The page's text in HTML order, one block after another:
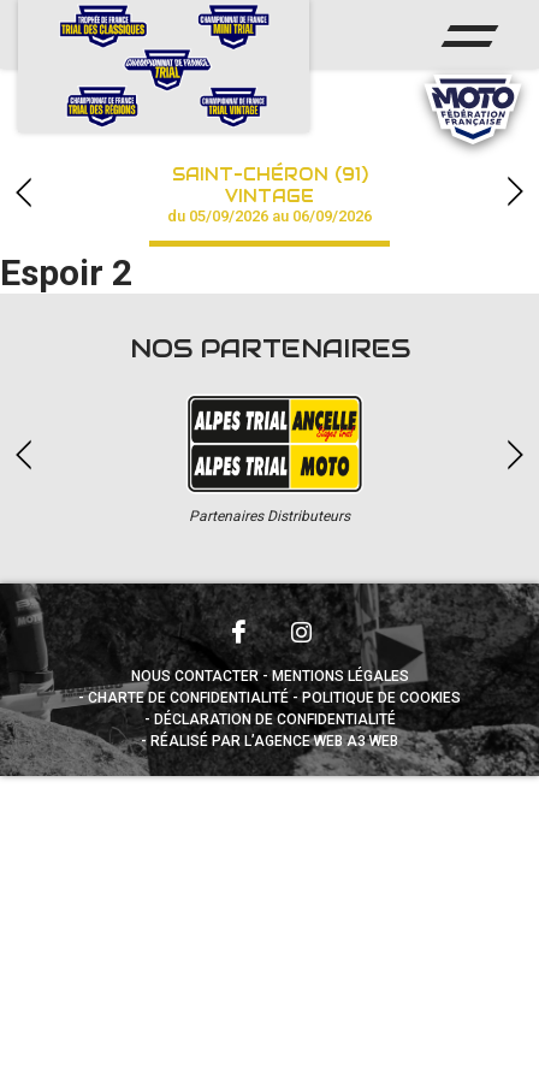
ACCUEIL
CALENDRIER
CHAMPIONNAT
RÉSULTATS
PHOTOS / VIDÉOS
PARTENAIRES
SAINT-CHÉRON (91)
VINTAGE
du 05/09/2026 au 06/09/2026
Espoir 2
NOS PARTENAIRES
Partenaires Distributeurs
NOUS CONTACTER
MENTIONS LÉGALES
CHARTE DE CONFIDENTIALITÉ
POLITIQUE DE COOKIES
DÉCLARATION DE CONFIDENTIALITÉ
RÉALISÉ PAR L’AGENCE WEB A3 WEB